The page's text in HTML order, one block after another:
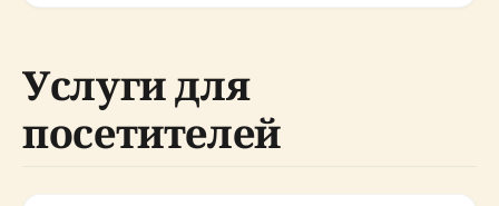
Услуги для
посетителей